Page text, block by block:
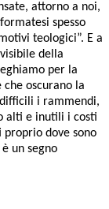
attorno a noi,
spesso
teologici”. E a
della
per la
oscurano la
i rammendi,
alti e inutili i costi
proprio dove sono
un segno